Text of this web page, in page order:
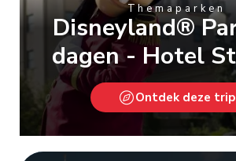
Themaparken
Disneyland®
dagen - Hotel
Ontdek deze trip